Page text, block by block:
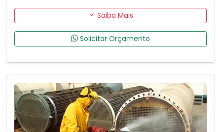
Saiba Mais
Solicitar Orçamento